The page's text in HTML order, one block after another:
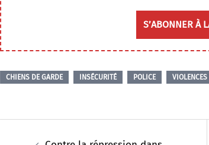
S’ABONNER À
CHIENS DE GARDE INSÉCURITÉ POLICE